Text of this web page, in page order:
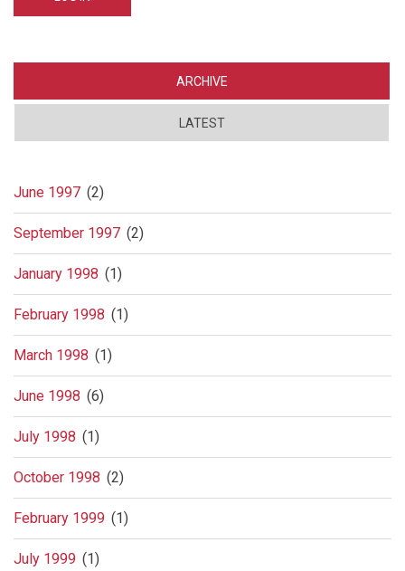
ARCHIVE
LATEST
June 1997 (2)
September 1997 (2)
January 1998 (1)
February 1998 (1)
March 1998 (1)
June 1998 (6)
July 1998 (1)
October 1998 (2)
February 1999 (1)
July 1999 (1)